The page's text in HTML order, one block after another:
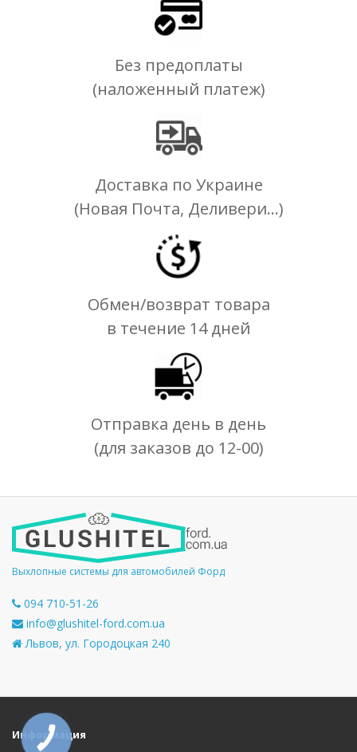
Без предоплаты
(наложенный платеж)
Доставка по Украине
(Новая Почта, Деливери...)
Обмен/возврат товара
в течение 14 дней
Отправка день в день
(для заказов до 12-00)
Выхлопные системы для автомобилей Форд
094 710-51-26
info@glushitel-ford.com.ua
Львов, ул. Городоцкая 240
Информация
КНОПКА
СВЯЗИ